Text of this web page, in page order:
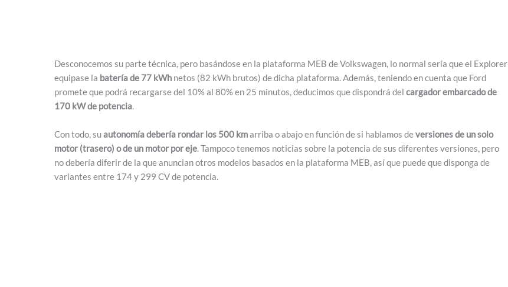
Desconocemos su parte técnica, pero basándose en la plataforma MEB de Volkswagen, lo normal sería que el Explorer
equipase la batería de 77 kWh netos (82 kWh brutos) de dicha plataforma. Además, teniendo en cuenta que Ford
promete que podrá recargarse del 10% al 80% en 25 minutos, deducimos que dispondrá del cargador embarcado de
170 kW de potencia.
Con todo, suautonomía debería rondar los 500 kmarriba o abajo en función de si hablamos deversiones de un solo
motor (trasero) o de un motor por eje. Tampoco tenemos noticias sobre la potencia de sus diferentes versiones, pero
no debería diferir de la que anuncian otros modelos basados en la plataforma MEB, así que puede que disponga de
variantes entre 174 y 299 CV de potencia.